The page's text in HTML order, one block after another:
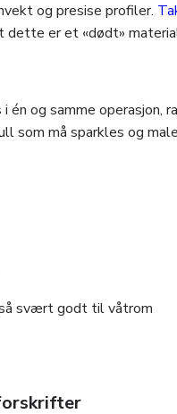
og presise profiler.
er et «dødt»
én og samme operasjon,
som må sparkles og
svært godt til våtrom